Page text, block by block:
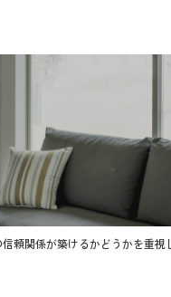
信頼関係が築けるかどうかを重